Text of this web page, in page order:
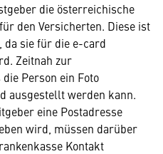
die österreichische
den Versicherten. Diese ist
da sie für die e-card
Zeitnah zur
Person ein Foto
ausgestellt werden kann.
eine Postadresse
wird, müssen darüber
Kontakt